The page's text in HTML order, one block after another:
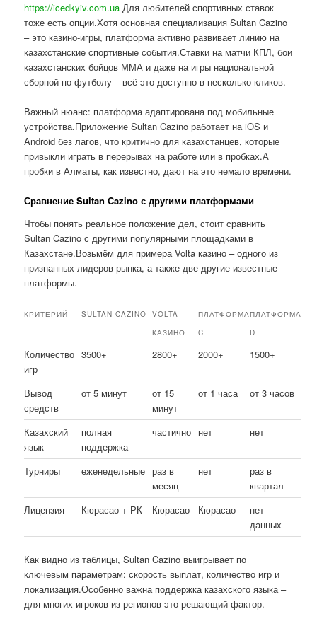
https://icedkyiv.com.ua Для любителей спортивных ставок
тоже есть опции.Хотя основная специализация Sultan Cazino
– это казино-игры, платформа активно развивает линию на
казахстанские спортивные события.Ставки на матчи КПЛ, бои
казахстанских бойцов ММА и даже на игры национальной
сборной по футболу – всё это доступно в несколько кликов.
Важный нюанс: платформа адаптирована под мобильные
устройства.Приложение Sultan Cazino работает на iOS и
Android без лагов, что критично для казахстанцев, которые
привыкли играть в перерывах на работе или в пробках.А
пробки в Алматы, как известно, дают на это немало времени.
Сравнение Sultan Cazino с другими платформами
Чтобы понять реальное положение дел, стоит сравнить
Sultan Cazino с другими популярными площадками в
Казахстане.Возьмём для примера Volta казино – одного из
признанных лидеров рынка, а также две другие известные
платформы.
КРИТЕРИЙ SULTAN CAZINO
VOLTA
КАЗИНО
ПЛАТФОРМА
C
ПЛАТФОРМА
D
Количество
игр
3500+ 2800+ 2000+ 1500+
Вывод
средств
от 5 минут
от 15
минут
от 1 часа от 3 часов
Казахский
язык
полная
поддержка
частично нет нет
Турниры еженедельные раз в
месяц
нет
раз в
квартал
Лицензия
Кюрасао + РК Кюрасао Кюрасао
нет
данных
Как видно из таблицы, Sultan Cazino выигрывает по
ключевым параметрам: скорость выплат, количество игр и
локализация.Особенно важна поддержка казахского языка –
для многих игроков из регионов это решающий фактор.